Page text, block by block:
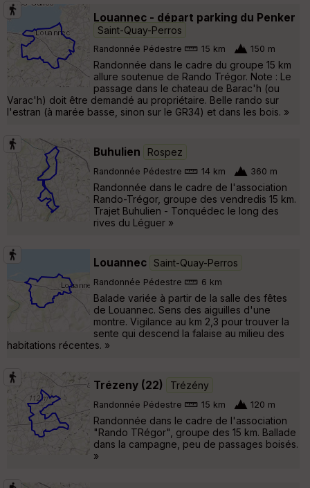
Louannec - départ parking du Penker
Saint-Quay-Perros
Randonnée Pédestre 15 km 150 m
Randonnée dans le cadre du groupe 15 km
allure soutenue de Rando Trégor. Note : Le
passage dans le chateau de Barac'h (ou
Varac'h) doit être demandé au propriétaire. Belle rando sur
l'estran (à marée basse, sinon sur le GR34) et dans les bois. »
Buhulien Rospez
Randonnée Pédestre 14 km 360 m
Randonnée dans le cadre de l'association
Rando-Trégor, groupe des vendredis 15 km.
Trajet Buhulien - Tonquédec le long des
rives du Léguer »
Louannec Saint-Quay-Perros
Randonnée Pédestre 6 km
Balade variée à partir de la salle des fêtes
de Louannec. Sens des aiguilles d'une
montre. Vigilance au km 2,3 pour trouver la
sente qui descend la falaise au milieu des
habitations récentes. »
Trézeny (22) Trézény
Randonnée Pédestre 15 km 120 m
Randonnée dans le cadre de l'association
"Rando TRégor", groupe des 15 km. Ballade
dans la campagne, peu de passages boisés.
»